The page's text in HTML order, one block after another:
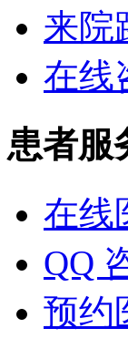
来院
在线
患者服
在线
QQ
预约